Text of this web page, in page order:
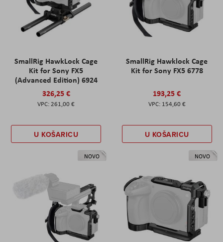
SmallRig HawkLock Cage
Kit for Sony FX5
(Advanced Edition) 6924
326,25 €
261,00 €
U KOŠARICU
SmallRig Hawklock Cage
Kit for Sony FX5 6778
193,25 €
154,60 €
U KOŠARICU
NOVO NOVO